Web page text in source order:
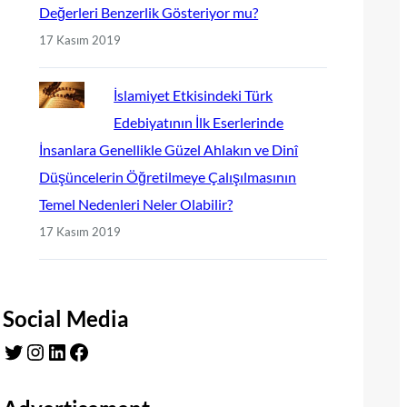
Değerleri Benzerlik Gösteriyor mu?
17 Kasım 2019
İslamiyet Etkisindeki Türk
Edebiyatının İlk Eserlerinde
İnsanlara Genellikle Güzel Ahlakın ve Dinî
Düşüncelerin Öğretilmeye Çalışılmasının
Temel Nedenleri Neler Olabilir?
17 Kasım 2019
Social Media
Twitter
Instagram LinkedIn Facebook